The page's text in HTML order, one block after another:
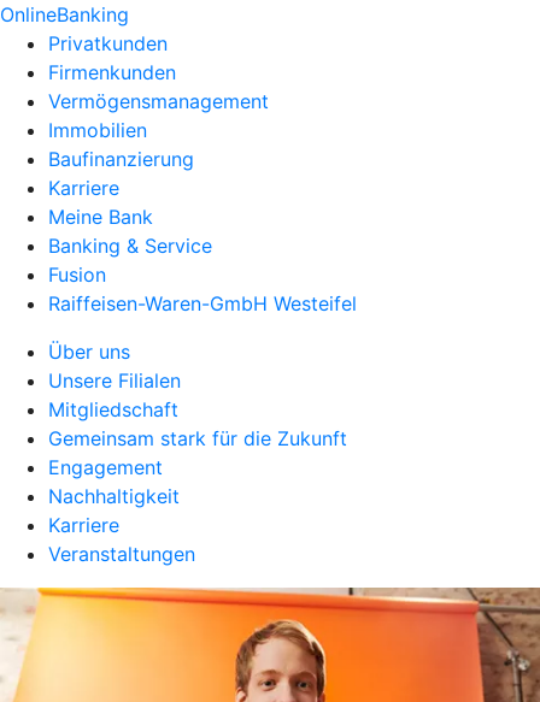
OnlineBanking
Privatkunden
Firmenkunden
Vermögensmanagement
Immobilien
Baufinanzierung
Karriere
Meine Bank
Banking & Service
Fusion
Raiffeisen-Waren-GmbH Westeifel
Über uns
Unsere Filialen
Mitgliedschaft
Gemeinsam stark für die Zukunft
Engagement
Nachhaltigkeit
Karriere
Veranstaltungen